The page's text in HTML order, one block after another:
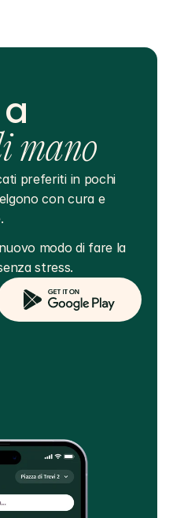
mano
preferiti in pochi
con cura e
modo di fare la
stress.